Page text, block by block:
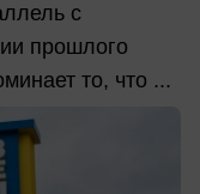
с
прошлого
то, что ...